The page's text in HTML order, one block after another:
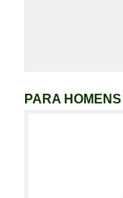
PARA HOMENS